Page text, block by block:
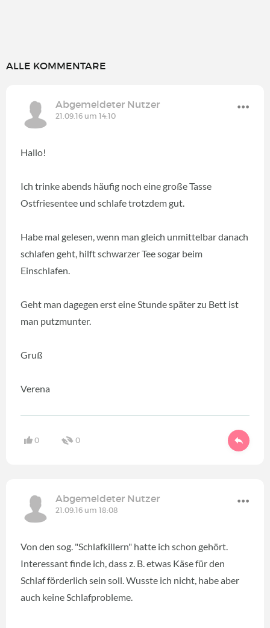
ALLE KOMMENTARE
Abgemeldeter Nutzer
21.09.16 um 14:10
Hallo!
Ich trinke abends häufig noch eine große Tasse
Ostfriesentee und schlafe trotzdem gut.
Habe mal gelesen, wenn man gleich unmittelbar danach
schlafen geht, hilft schwarzer Tee sogar beim
Einschlafen.
Geht man dagegen erst eine Stunde später zu Bett ist
man putzmunter.
Gruß
Verena
0 0
Abgemeldeter Nutzer
21.09.16 um 18:08
Von den sog. "Schlafkillern" hatte ich schon gehört.
Interessant finde ich, dass z. B. etwas Käse für den
Schlaf förderlich sein soll. Wusste ich nicht, habe aber
auch keine Schlafprobleme.